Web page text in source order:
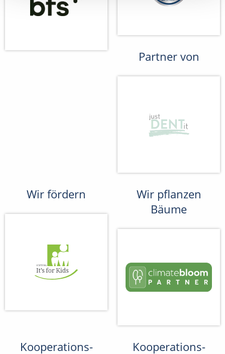
Partner von
Wir fördern
Wir pflanzen
Bäume
Kooperations- Kooperations-